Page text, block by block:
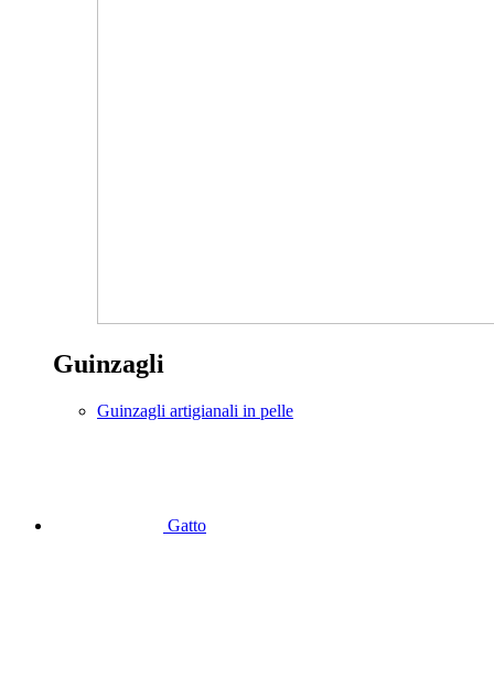
Guinzagli
Guinzagli artigianali in pelle
Gatto